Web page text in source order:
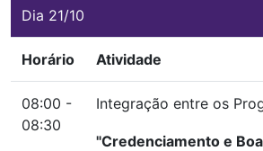
Dia 21/10
Horário Atividade
08:00 -
08:30
Integração entre os
"Credenciamento e